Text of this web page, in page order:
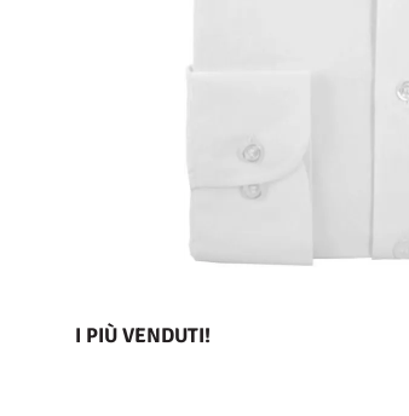
I PIÙ VENDUTI!